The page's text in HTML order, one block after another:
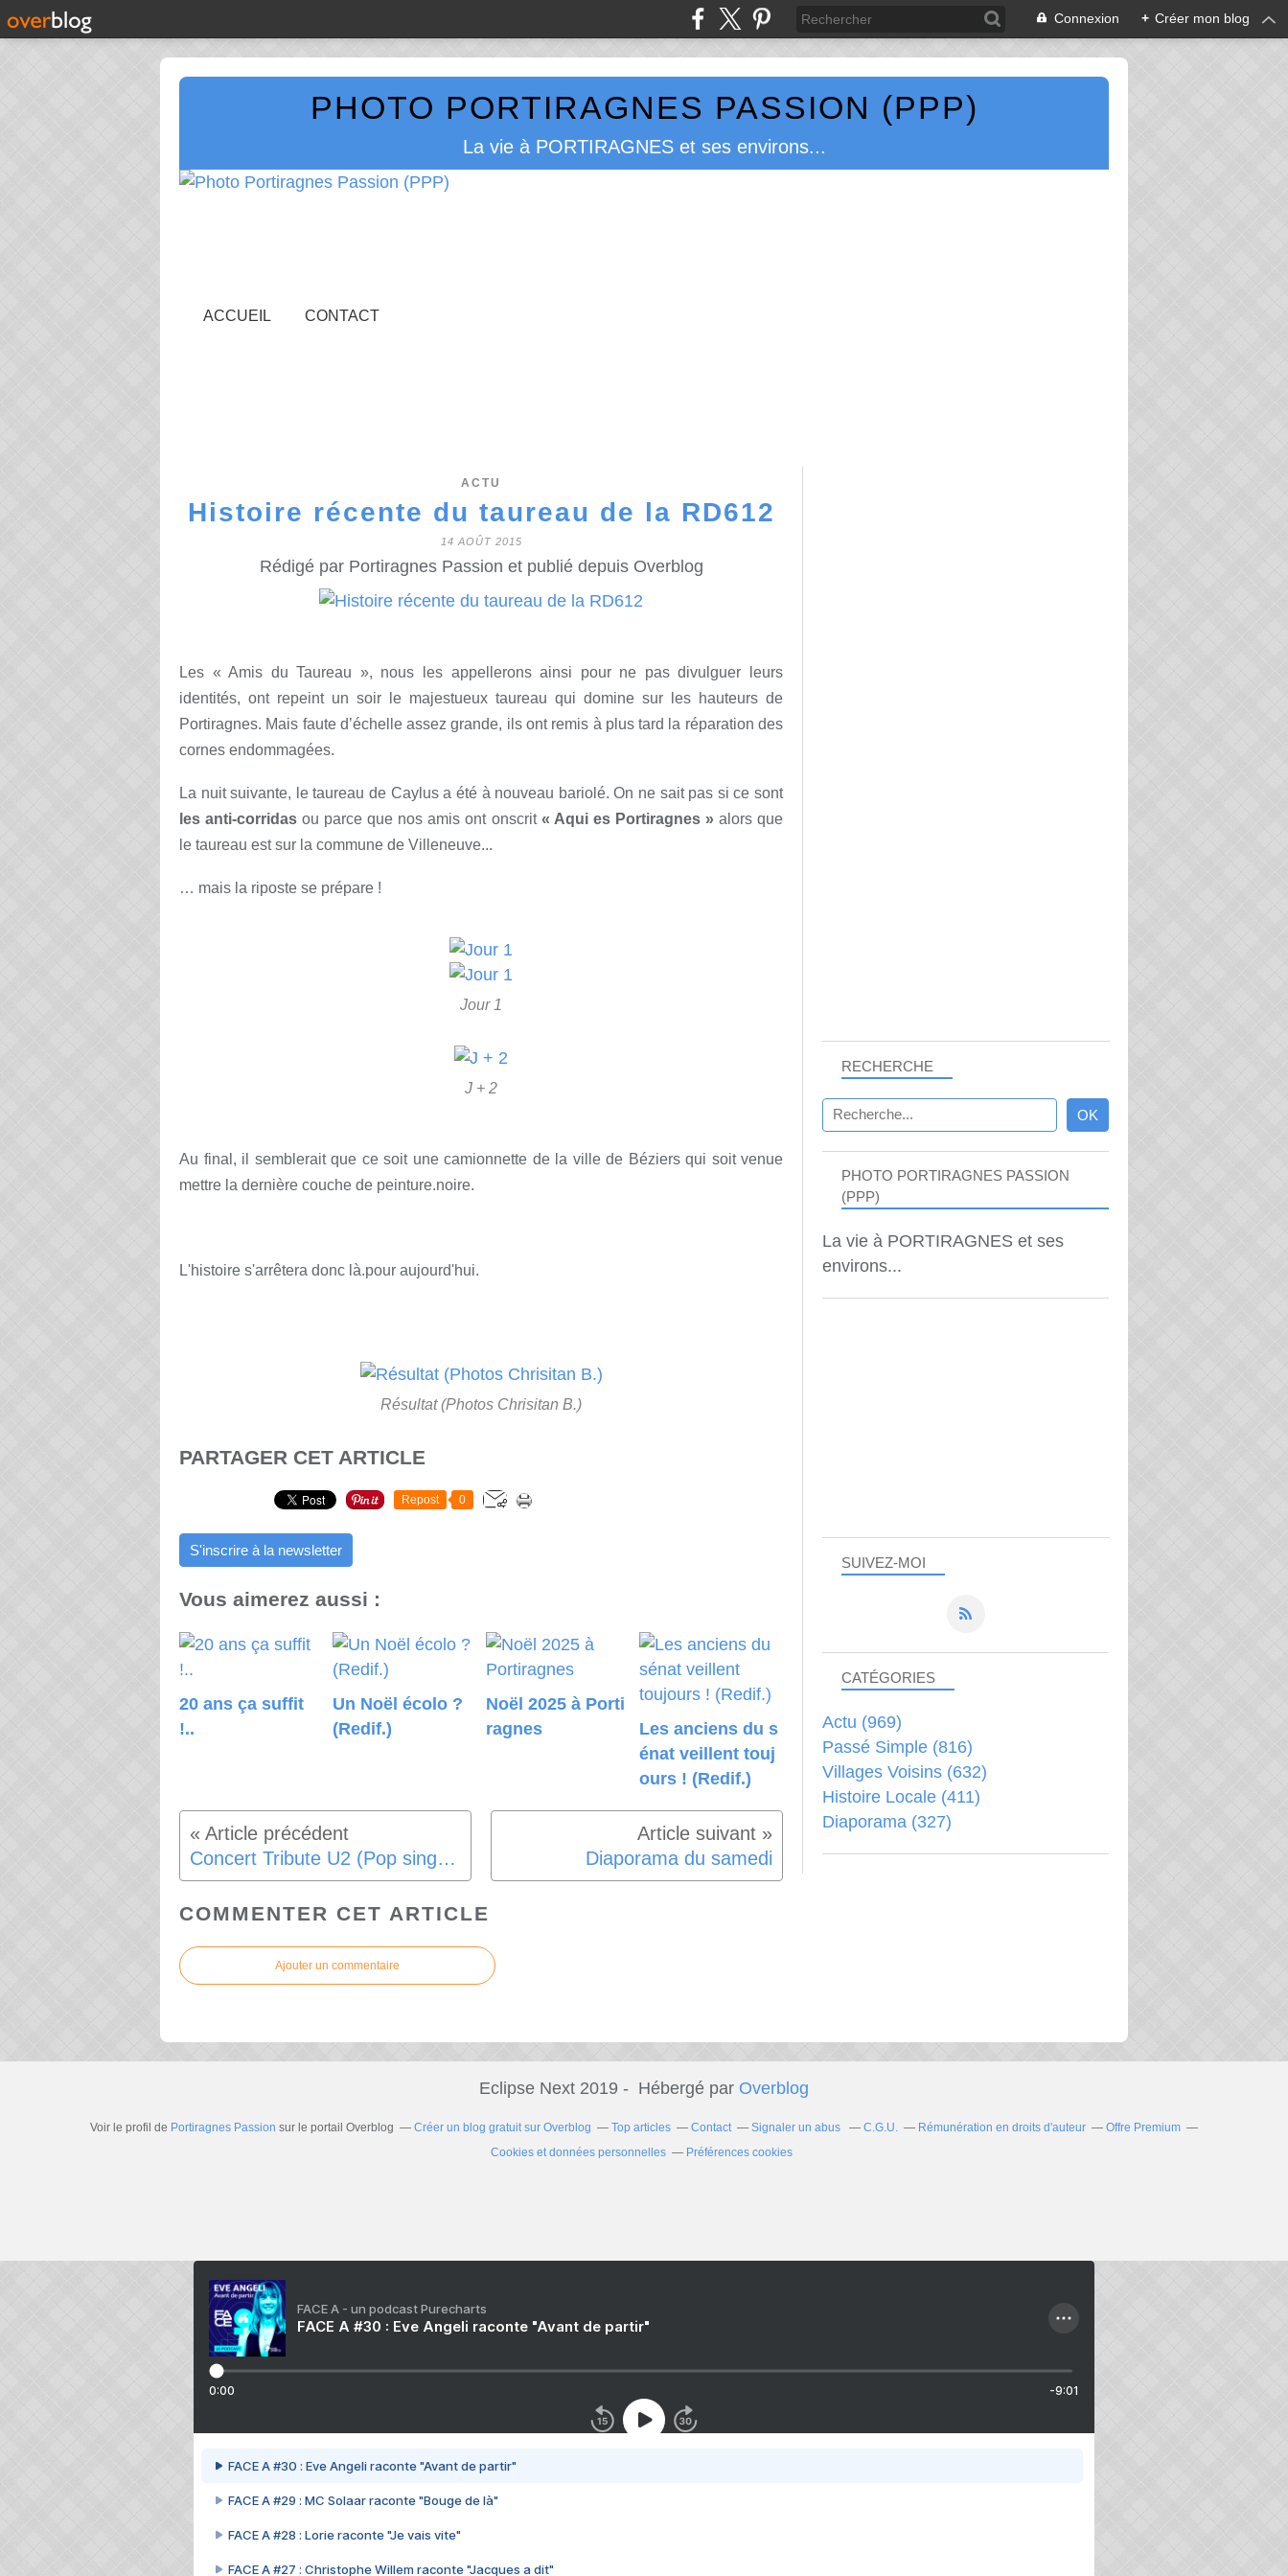
Connexion + Créer mon blog
PHOTO PORTIRAGNES PASSION (PPP)
La vie à PORTIRAGNES et ses environs...
ACCUEIL CONTACT
ACTU
Histoire récente du taureau de la RD612
14 AOÛT 2015
Rédigé par Portiragnes Passion et publié depuis Overblog
Les « Amis du Taureau », nous les appellerons ainsi pour ne pas divulguer leurs
identités, ont repeint un soir le majestueux taureau qui domine sur les hauteurs de
Portiragnes. Mais faute d’échelle assez grande, ils ont remis à plus tard la réparation des
cornes endommagées.
La nuit suivante, le taureau de Caylus a été à nouveau bariolé. On ne sait pas si ce sont
les anti-corridas ou parce que nos amis ont onscrit « Aqui es Portiragnes » alors que
le taureau est sur la commune de Villeneuve...
… mais la riposte se prépare !
Jour 1
J + 2
Au final, il semblerait que ce soit une camionnette de la ville de Béziers qui soit venue
mettre la dernière couche de peinture.noire.
L'histoire s'arrêtera donc là.pour aujourd'hui.
Résultat (Photos Chrisitan B.)
PARTAGER CET ARTICLE
Repost 0
S'inscrire à la newsletter
Vous aimerez aussi :
20 ans ça suffit
!..
Un Noël écolo ?
(Redif.)
Noël 2025 à Porti
ragnes
Les anciens du s
énat veillent touj
ours ! (Redif.)
Concert Tribute U2 (Pop sing U2) Diaporama du samedi
COMMENTER CET ARTICLE
Ajouter un commentaire
SUIVEZ-MOI
RECHERCHE
PHOTO PORTIRAGNES PASSION
(PPP)
La vie à PORTIRAGNES et ses
environs...
CATÉGORIES
Actu (969)
Passé Simple (816)
Villages Voisins (632)
Histoire Locale (411)
Diaporama (327)
Eclipse Next 2019 - Hébergé par Overblog
Voir le profil de Portiragnes Passion sur le portail Overblog Créer un blog gratuit sur Overblog Top articles Contact Signaler un abus C.G.U. Rémunération en droits d'auteur
Offre Premium
Cookies et données personnelles
Préférences cookies
FACE A - un podcast Purecharts
FACE A #30 : Eve Angeli raconte "Avant de partir"
0:00 -9:01
FACE A #30 : Eve Angeli raconte "Avant de partir"
FACE A #29 : MC Solaar raconte "Bouge de là"
FACE A #28 : Lorie raconte "Je vais vite"
FACE A #27 : Christophe Willem raconte "Jacques a dit"